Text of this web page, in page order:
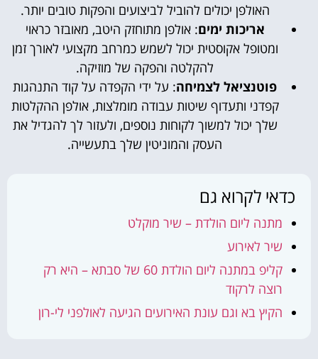
האולפן יכולים להוביל לביצועים והפקות טובים יותר.
אריכות ימים: אולפן מתוחזק היטב, מאובזר כראוי
ומטופל אקוסטית יכול לשמש כמרחב מקצועי לאורך זמן
להקלטה והפקה של מוזיקה.
פוטנציאל לצמיחה: על ידי הקפדה על קוד התנהגות
קפדני ותעדוף שיטות עבודה מומלצות, אולפן ההקלטות
שלך יכול למשוך לקוחות נוספים, ולעזור לך להגדיל את
העסק והמוניטין שלך בתעשייה.
כדאי לקרוא גם
מתנה ליום הולדת – שיר מוקלט
שיר לאירוע
קליפ במתנה ליום הולדת 60 של סבתא – היא רק
רוצה לרקוד
הקיץ בא וגם עונת האירועים הגיעה לאולפני לי-רון